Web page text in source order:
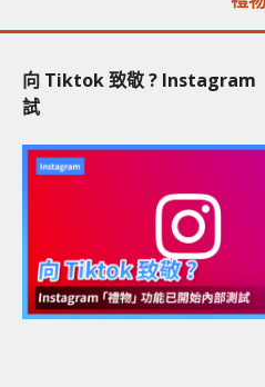
向 Tiktok 致敬 ? ​Instagram
試